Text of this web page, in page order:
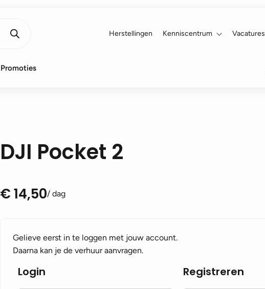
Herstellingen Kenniscentrum Vacatures
Promoties
DJI Pocket 2
€14,50/ dag
Gelieve eerst in te loggen met jouw account.
Daarna kan je de verhuur aanvragen.
Login Registreren